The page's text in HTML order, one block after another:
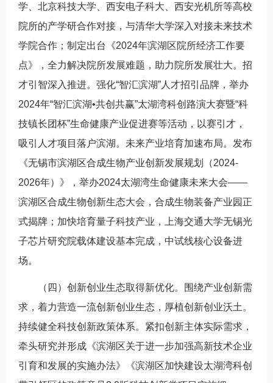
学、北京科技大学、西安电子科大、西安光机所等高校
院所的产学研合作对接，与清华大学深入对接未来技术
学院合作；制定出台《2024年滨湖区院所经济工作要
点》，全力解决院所发展难题，助力院所发展壮大。招
才引智深入推进。强化“智汇滨湖”人才招引品牌，举办
2024年“智汇滨湖•共创共赢”太湖湾科创路演大赛暨“科
技镇长团杯”生命健康产业促进赛等活动，以赛引才，
吸引人才项目落户滨湖。未来产业培育加速布局。发布
《无锡市滨湖区合成生物产业创新发展规划（2024-
2026年）》，举办2024太湖湾生命健康未来大会——
滨湖区合成生物创新生态大会，合成生物装备产业园正
式揭牌；加快培育量子科技产业，上海交通大学无锡光
子芯片研究院载体建设基本完成，中试线核心设备进
场。
（四）创新创业生态取得新优化。围绕产业创新需
求，着力营造一流创新创业生态，厚植创新创业沃土。
持续健全科技创新政策体系。紧扣创新主体实际需求，
牵头研究并形成《滨湖区关于进一步加强高新技术企业
引育和发展的实施办法》《滨湖区加快建设太湖湾科创